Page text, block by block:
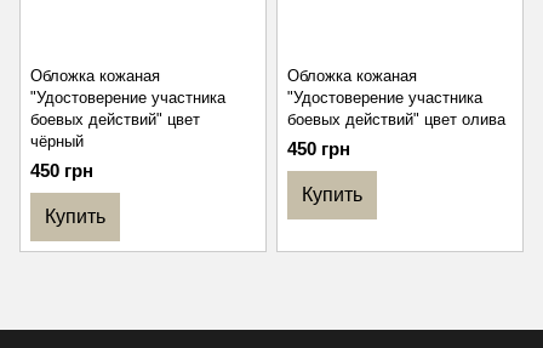
Обложка кожаная
"Удостоверение участника
боевых действий" цвет
чёрный
450 грн
Купить
Обложка кожаная
"Удостоверение участника
боевых действий" цвет олива
450 грн
Купить